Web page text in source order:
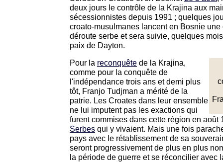
deux jours le contrôle de la Krajina aux
sécessionnistes depuis 1991 ; quelques
croato-musulmanes lancent en Bosnie
déroute serbe et sera suivie, quelques
paix de Dayton.
Pour la reconquête de la Krajina,
comme pour la conquête de
l'indépendance trois ans et demi plus
tôt, Franjo Tudjman a mérité de la
patrie. Les Croates dans leur ensemble
ne lui imputent pas les exactions qui
furent commises dans cette région en août
Serbes qui y vivaient. Mais une fois
pays avec le rétablissement de sa
seront progressivement de plus en plus
la période de guerre et se réconcilier avec